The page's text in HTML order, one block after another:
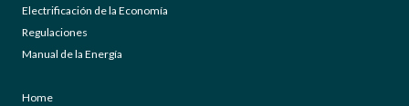
Electrificación de la Economía
Regulaciones
Manual de la Energía
Home